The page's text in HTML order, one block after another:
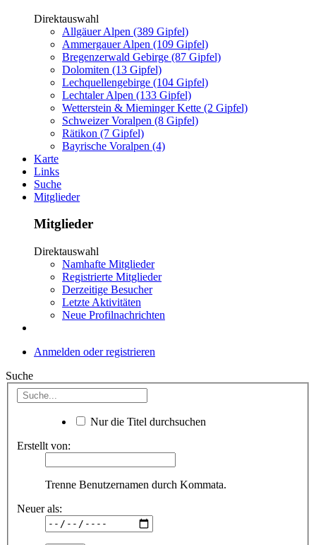
Direktauswahl
Allgäuer Alpen (389 Gipfel)
Ammergauer Alpen (109 Gipfel)
Bregenzerwald Gebirge (87 Gipfel)
Dolomiten (13 Gipfel)
Lechquellengebirge (104 Gipfel)
Lechtaler Alpen (133 Gipfel)
Wetterstein & Mieminger Kette (2 Gipfel)
Schweizer Voralpen (8 Gipfel)
Rätikon (7 Gipfel)
Bayrische Voralpen (4)
Karte
Links
Suche
Mitglieder
Mitglieder
Direktauswahl
Namhafte Mitglieder
Registrierte Mitglieder
Derzeitige Besucher
Letzte Aktivitäten
Neue Profilnachrichten
Anmelden oder registrieren
Suche
Nur die Titel durchsuchen
Erstellt von:
Trenne Benutzernamen durch Kommata.
Neuer als: